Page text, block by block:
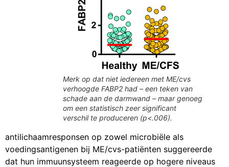
Merk op dat niet iedereen met ME/cvs
verhoogde FABP2 had – een teken van
schade aan de darmwand – maar genoeg
om een statistisch zeer significant
verschil te produceren (p<.006).
antilichaamresponsen op zowel microbiële als
voedingsantigenen bij ME/cvs-patiënten suggereerde
dat hun immuunsysteem reageerde op hogere niveaus